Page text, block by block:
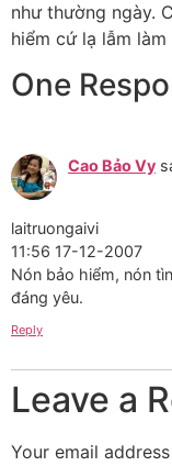
như thường ngày.
hiểm cứ lạ lẫm làm
One
Cao Bảo Vy
laitruongaivi
11:56 17-12-2007
Nón bảo hiểm, nón
đáng yêu.
Reply
Leave a
Your email